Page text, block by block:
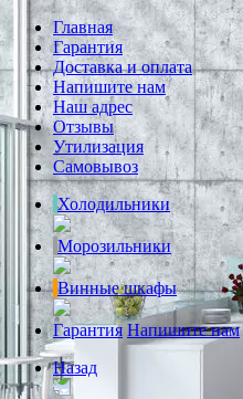
Главная
Гарантия
Доставка и оплата
Напишите нам
Наш адрес
Отзывы
Утилизация
Самовывоз
Холодильники
Морозильники
Винные шкафы
Гарантия Напишите нам
Назад